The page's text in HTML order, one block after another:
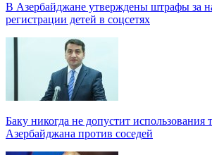
В Азербайджане утверждены штрафы за
регистрации детей в соцсетях
Баку никогда не допустит использования
Азербайджана против соседей